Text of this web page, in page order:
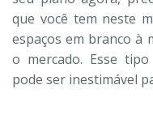
que você tem neste
espaços em branco à
o mercado. Esse
pode ser inestimável